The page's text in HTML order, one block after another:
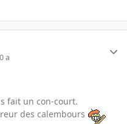
a
fait un con-court.
des calembours